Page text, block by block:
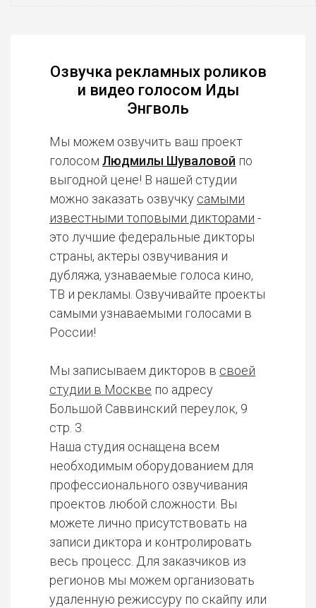
Озвучка рекламных роликов
и видео голосом Иды
Энгволь
Мы можем озвучить ваш проект
голосом Людмилы Шуваловой по
выгодной цене! В нашей студии
можно заказать озвучку самыми
известными топовыми дикторами -
это лучшие федеральные дикторы
страны, актеры озвучивания и
дубляжа, узнаваемые голоса кино,
ТВ и рекламы. Озвучивайте проекты
самыми узнаваемыми голосами в
России!
Мы записываем дикторов в своей
студии в Москве по адресу
Большой Саввинский переулок, 9
стр. 3.
Наша студия оснащена всем
необходимым оборудованием для
профессионального озвучивания
проектов любой сложности. Вы
можете лично присутствовать на
записи диктора и контролировать
весь процесс. Для заказчиков из
регионов мы можем организовать
удаленную режиссуру по скайпу или